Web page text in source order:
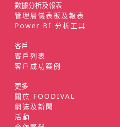
數據分析及報表
管理層儀表板及報表
Power BI 分析工具
客戶
客戶列表
客戶成功案例
更多
關於 FOODIVAL
網誌及新聞
活動